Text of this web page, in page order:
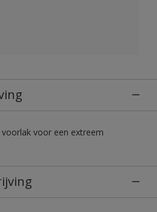
voor een extreem